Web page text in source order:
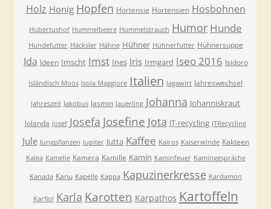
Holz Honig Hopfen Hortensie Hortensien Hosbohnen
Hubertushof Hummelbeere Hummelstrauch Humor Hunde
Hundefutter Häcksler Hähne Hühner Hühnerfutter Hühnersuppe
Ida Ideen Imscht Imst Ines Iris Irmgard Iseo 2016 Isidoro
Isländisch Moos Isola Maggiore Italien Jagawirt Jahreswechsel
Jahreszeit Jakobus Jasmin Jauerling Johanna Johanniskraut
Jolanda Josef Josefa Josefine Jota JT-recycling JTRecycling
Jule Jungpflanzen Jupiter Jutta Kaffee Kairos Kaiserwinde Kakteen
Kalea Kamelie Kamera Kamille Kamin Kaminfeuer Kamingespräche
Kanada Kanu Kapelle Kappa Kapuzinerkresse Kardamon
Karfiol Karla Karotten Karpathos Kartoffeln